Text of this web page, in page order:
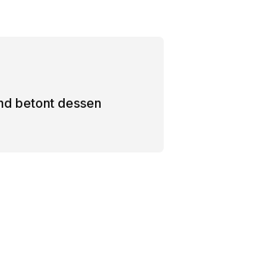
betont dessen